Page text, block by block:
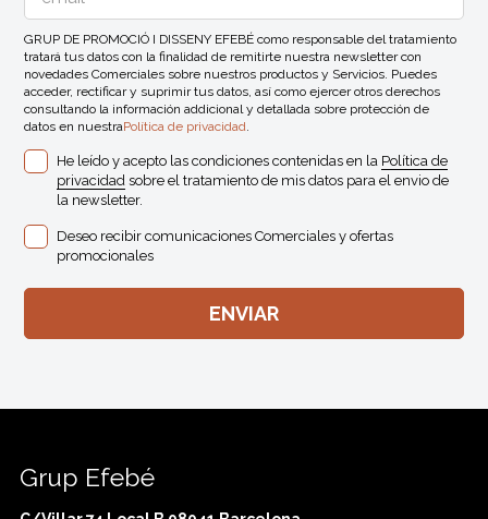
GRUP DE PROMOCIÓ I DISSENY EFEBÉ como responsable del tratamiento
tratará tus datos con la finalidad de remitirte nuestra newsletter con
novedades Comerciales sobre nuestros productos y Servicios. Puedes
acceder, rectificar y suprimir tus datos, así como ejercer otros derechos
consultando la información addicional y detallada sobre protección de
datos en nuestraPolítica de privacidad.
He leído y acepto las condiciones contenidas en la Política de
privacidad sobre el tratamiento de mis datos para el envio de
la newsletter.
Deseo recibir comunicaciones Comerciales y ofertas
promocionales
Grup Efebé